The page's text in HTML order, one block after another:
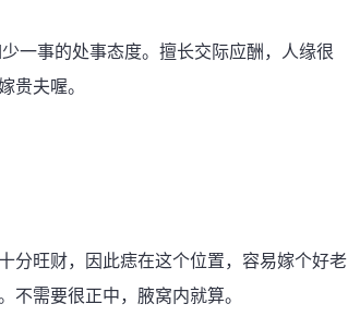
一事的处事态度。擅长交际应酬，人缘很
贵夫喔。
分旺财，因此痣在这个位置，容易嫁个好老
不需要很正中，腋窝内就算。